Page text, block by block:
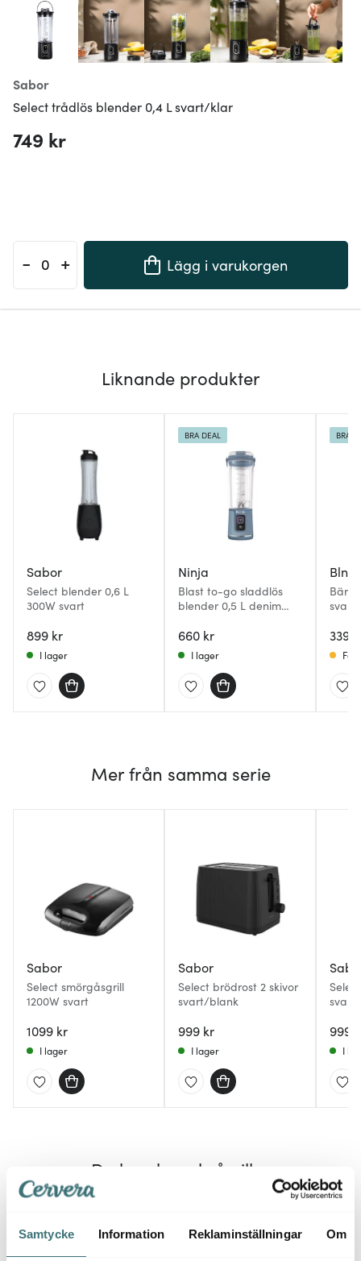
Samtycke Information Reklaminställningar Om
Sabor
Select trådlös blender 0,4 L svart/klar
749 kr
- + Lägg i varukorgen
Liknande produkter
Sabor
Select blender 0,6 L
300W svart
899 kr
I lager
Ninja
Blast to-go sladdlös
blender 0,5 L denim
660 kr
BRA DEAL
I lager
Blnd
svart
339
BRA
Få
Mer från samma serie
Sabor
Select smörgåsgrill
1200W svart
1099 kr
I lager
Sabor
Select brödrost 2 skivor
svart/blank
999 kr
I lager
999
I
Du kanske också gillar